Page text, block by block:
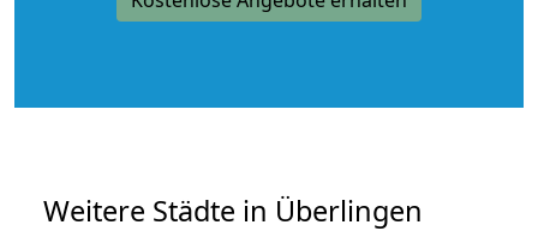
Weitere Städte in Überlingen